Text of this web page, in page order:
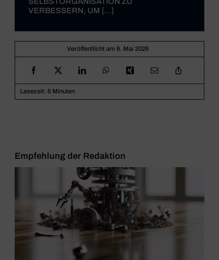
VERBESSERN, UM [...]
Veröffentlicht am 9. Mai 2026
Lesezeit: 6 Minuten
Empfehlung der Redaktion